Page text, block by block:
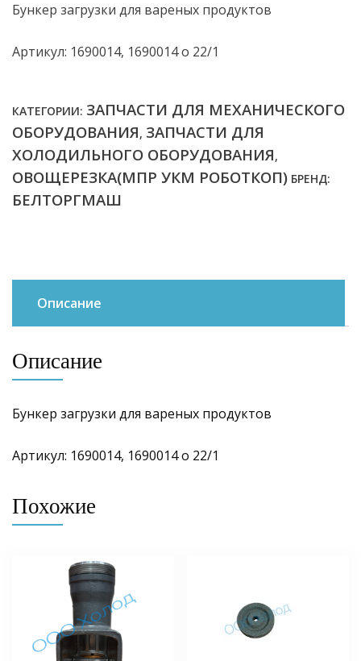
Бункер загрузки для вареных продуктов
Артикул: 1690014, 1690014 о 22/1
КАТЕГОРИИ: ЗАПЧАСТИ ДЛЯ МЕХАНИЧЕСКОГО
ОБОРУДОВАНИЯ, ЗАПЧАСТИ ДЛЯ
ХОЛОДИЛЬНОГО ОБОРУДОВАНИЯ,
ОВОЩЕРЕЗКА(МПР УКМ РОБОТКОП) БРЕНД:
БЕЛТОРГМАШ
Описание
Описание
Бункер загрузки для вареных продуктов
Артикул: 1690014, 1690014 о 22/1
Похожие